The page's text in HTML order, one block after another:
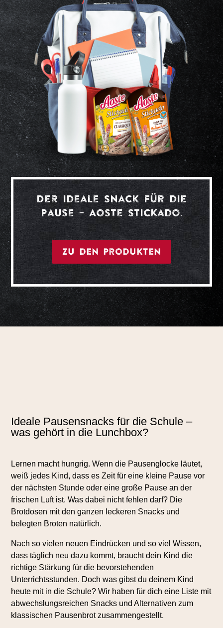
Der ideale Snack für die
Pause – Aoste Stickado.
Zu den Produkten
Ideale Pausensnacks für die Schule –
was gehört in die Lunchbox?
Lernen macht hungrig. Wenn die Pausenglocke läutet,
weiß jedes Kind, dass es Zeit für eine kleine Pause vor
der nächsten Stunde oder eine große Pause an der
frischen Luft ist. Was dabei nicht fehlen darf? Die
Brotdosen mit den ganzen leckeren Snacks und
belegten Broten natürlich.
Nach so vielen neuen Eindrücken und so viel Wissen,
dass täglich neu dazu kommt, braucht dein Kind die
richtige Stärkung für die bevorstehenden
Unterrichtsstunden. Doch was gibst du deinem Kind
heute mit in die Schule? Wir haben für dich eine Liste mit
abwechslungsreichen Snacks und Alternativen zum
klassischen Pausenbrot zusammengestellt.